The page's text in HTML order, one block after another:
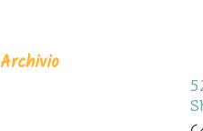
Archivio